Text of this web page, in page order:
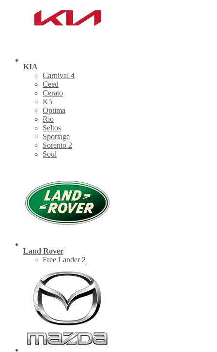
KIA
Carnival 4
Ceed
Cerato
K5
Optima
Rio
Seltos
Sportage
Sorento 2
Soul
Land Rover
Free Lander 2